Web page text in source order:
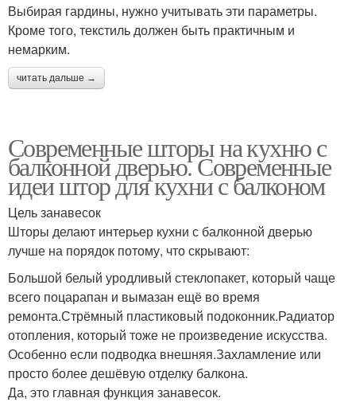
Выбирая гардины, нужно учитывать эти параметры.
Кроме того, текстиль должен быть практичным и
немарким.
читать дальше →
Современные шторы на кухню с
балконной дверью. Современные
идеи штор для кухни с балконом
Цель занавесок
Шторы делают интерьер кухни с балконной дверью
лучше на порядок потому, что скрывают:
Большой белый уродливый стеклопакет, который чаще
всего поцарапан и вымазан ещё во время
ремонта.Стрёмный пластиковый подоконник.Радиатор
отопления, который тоже не произведение искусства.
Особенно если подводка внешняя.Захламление или
просто более дешёвую отделку балкона.
Да, это главная функция занавесок.